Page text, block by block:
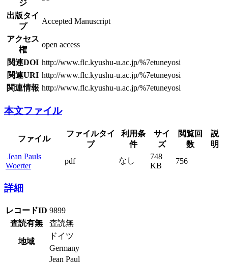
ジ
出版タイ
プ
Accepted Manuscript
アクセス
権
open access
関連DOI http://www.flc.kyushu-u.ac.jp/%7etuneyosi
関連URI http://www.flc.kyushu-u.ac.jp/%7etuneyosi
関連情報 http://www.flc.kyushu-u.ac.jp/%7etuneyosi
本文ファイル
ファイル
ファイルタイ
プ
利用条
件
サイ
ズ
閲覧回
数
説
明
Jean Pauls
Woerter
pdf なし
748
KB
756
詳細
レコードID 9899
査読有無
査読無
地域
ドイツ
Germany
Jean Paul